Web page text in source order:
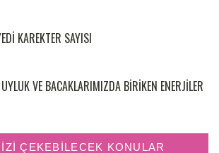
KAREKTER SAYISI
VE BACAKLARIMIZDA BIRIKEN ENERJILER
ÇEKEBILECEK KONULAR